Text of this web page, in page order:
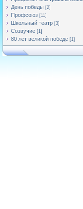
День победы [2]
Профсоюз [11]
Школьный театр [3]
Созвучие [1]
80 лет великой победе [1]